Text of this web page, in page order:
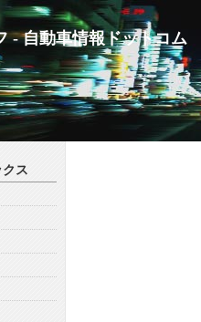
- 自動車情報ドットコム
ス